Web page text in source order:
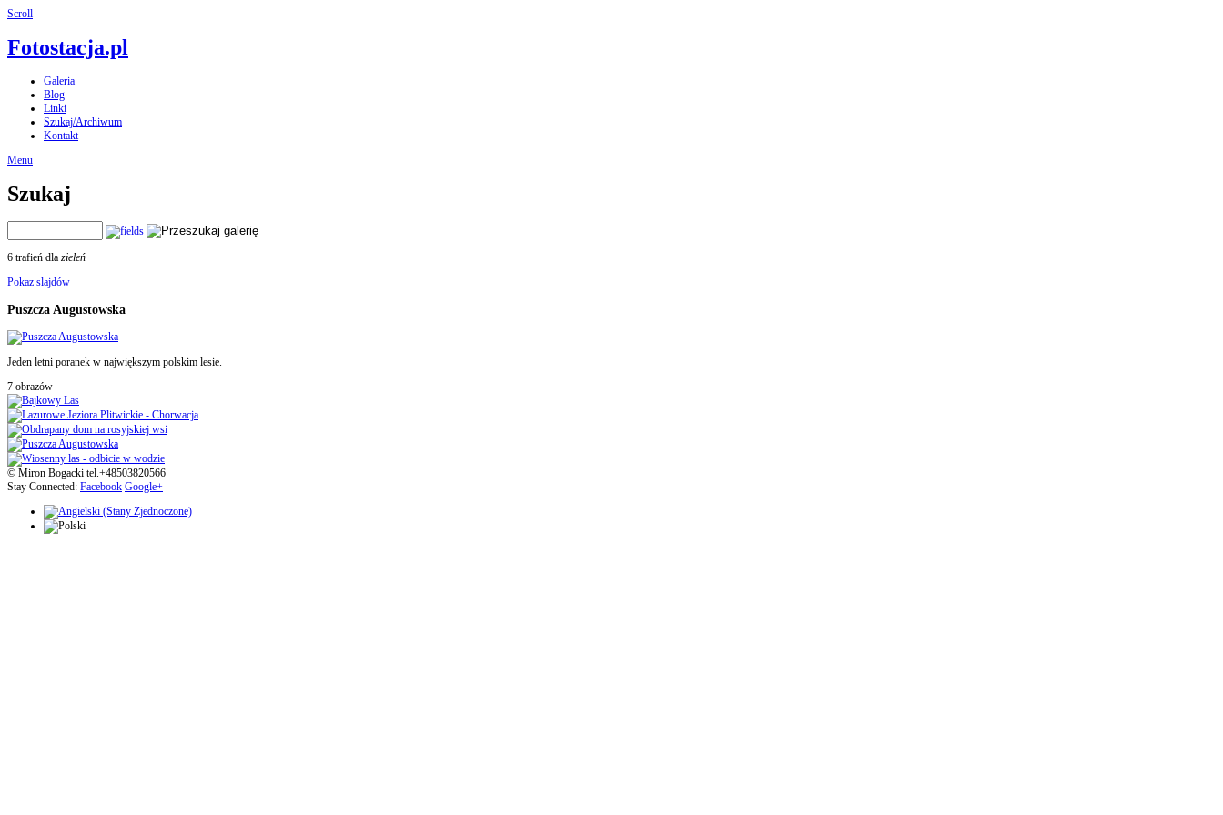
Scroll
Fotostacja.pl
Galeria
Blog
Linki
Szukaj/Archiwum
Kontakt
Menu
Szukaj
6 trafień dla zieleń
Pokaz slajdów
Puszcza Augustowska
Jeden letni poranek w największym polskim lesie.
7 obrazów
© Miron Bogacki tel.+48503820566
Stay Connected: Facebook Google+